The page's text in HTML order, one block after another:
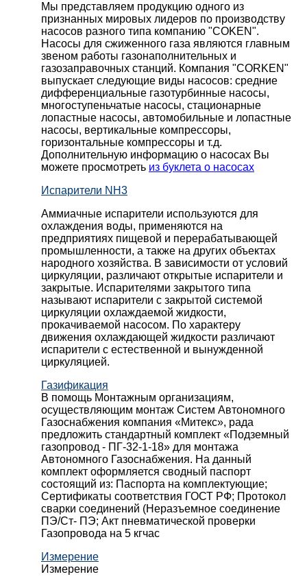
Мы представляем продукцию одного из
признанных мировых лидеров по производству
насосов разного типа компанию "COKEN".
Насосы для сжиженного газа являются главным
звеном работы газонаполнительных и
газозаправочных станций. Компания "CORKEN"
выпускает следующие виды насосов: cредние
дифференциальные газотурбинные насосы,
многоступеньчатые насосы, стационарные
лопастные насосы, автомобильные и лопaстные
насосы, вертикальные компрессоры,
горизонтальные компрессоры и т.д.
Дополнительную информацию о насосах Вы
можете просмотреть из буклета о насосах
Испарители NH3
Аммиачные испарители используются для
охлаждения воды, применяются на
предприятиях пищевой и перерабатывающей
промышленности, а также на других объектах
народного хозяйства. В зависимости от условий
циркуляции, различают открытые испарители и
закрытые. Испарителями закрытого типа
называют испарители с закрытой системой
циркуляции охлаждаемой жидкости,
прокачиваемой насосом. По характеру
движения охлаждающей жидкости различают
испарители с естественной и вынужденной
циркуляцией.
Газификация
В помощь Монтажным организациям,
осуществляющим монтаж Систем Автономного
Газоснабжения компания «Митекс», рада
предложить стандартный комплект «Подземный
газопровод - ПГ-32-1-18» для монтажа
Автономного Газоснабжения. На данный
комплект оформляется сводный паспорт
состоящий из: Паспорта на комплектующие;
Сертификаты соответствия ГОСТ РФ; Протокол
сварки соединений (Неразъемное соединение
ПЭ/Ст- ПЭ; Акт пневматической проверки
Газопровода на 5 кгчас
Измерение
Измерение